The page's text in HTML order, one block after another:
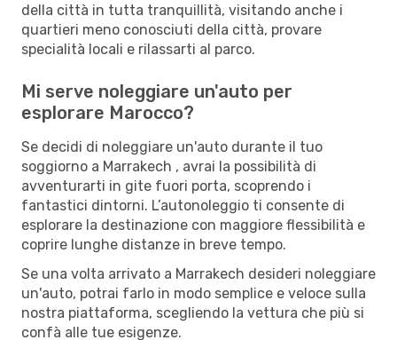
della città in tutta tranquillità, visitando anche i
quartieri meno conosciuti della città, provare
specialità locali e rilassarti al parco.
Mi serve noleggiare un'auto per
esplorare Marocco?
Se decidi di noleggiare un'auto durante il tuo
soggiorno a Marrakech , avrai la possibilità di
avventurarti in gite fuori porta, scoprendo i
fantastici dintorni. L’autonoleggio ti consente di
esplorare la destinazione con maggiore flessibilità e
coprire lunghe distanze in breve tempo.
Se una volta arrivato a Marrakech desideri noleggiare
un'auto, potrai farlo in modo semplice e veloce sulla
nostra piattaforma, scegliendo la vettura che più si
confà alle tue esigenze.